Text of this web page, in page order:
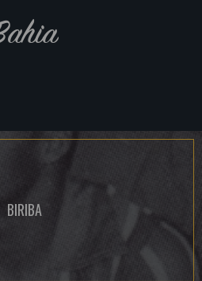
BIRIBA